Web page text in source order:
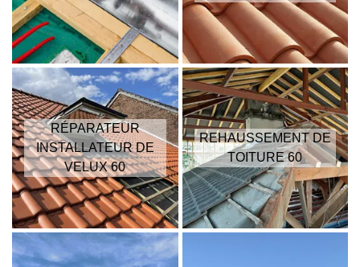
RÉPARATEUR
INSTALLATEUR DE
VELUX 60
REHAUSSEMENT DE
TOITURE 60